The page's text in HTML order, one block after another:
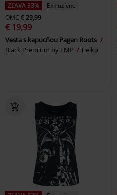
ZĽAVA 33%
Exkluzívne
OMC € 29,99
€ 19,99
Vesta s kapucňou Pagan Roots
Black Premium by EMP
Tielko